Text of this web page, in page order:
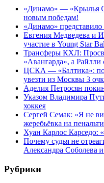
«Динамо» — «Крылья
новым победам!
«Динамо»
Евгения Медведева и
участие в Young Star
Трансферы КХЛ:
«Авангарда», а Райлли
ЦСКА — «Балтика»: по
увезти из Москвы 3
Аделия Петросян
Указом Владимира
хоккея
Сергей Семак: «Я не
жеребьёвка на
Хуан Карлос Карседо:
Почему судья не
Александра Соболева
Рубрики